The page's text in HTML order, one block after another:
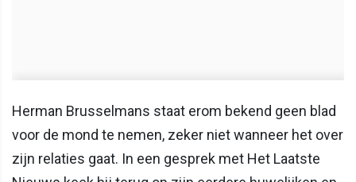
Herman Brusselmans staat erom bekend geen blad
voor de mond te nemen, zeker niet wanneer het over
zijn relaties gaat. In een gesprek met Het Laatste